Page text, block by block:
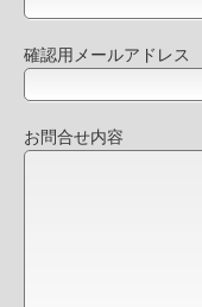
確認用メールアドレス
お問合せ内容